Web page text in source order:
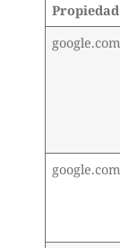
Propiedad
google.com
google.com